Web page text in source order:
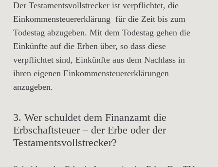
Der Testamentsvollstrecker ist verpflichtet, die
Einkommensteuererklärung für die Zeit bis zum
Todestag abzugeben. Mit dem Todestag gehen die
Einkünfte auf die Erben über, so dass diese
verpflichtet sind, Einkünfte aus dem Nachlass in
ihren eigenen Einkommensteuererklärungen
anzugeben.
3. Wer schuldet dem Finanzamt die
Erbschaftsteuer – der Erbe oder der
Testamentsvollstrecker?